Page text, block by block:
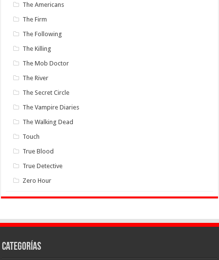
The Americans
The Firm
The Following
The Killing
The Mob Doctor
The River
The Secret Circle
The Vampire Diaries
The Walking Dead
Touch
True Blood
True Detective
Zero Hour
Categorías